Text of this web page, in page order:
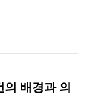
배경과 의